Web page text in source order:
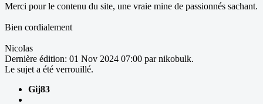
Merci pour le contenu du site, une vraie mine de passionnés sachant.
Bien cordialement
Nicolas
Dernière édition: 01 Nov 2024 07:00 parnikobulk.
Le sujet a été verrouillé.
Gij83